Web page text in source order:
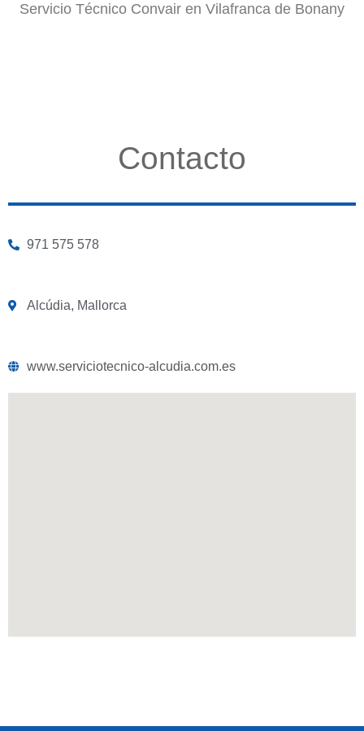
Servicio Técnico Convair en Vilafranca de Bonany
Contacto
971 575 578
Alcúdia, Mallorca
www.serviciotecnico-alcudia.com.es